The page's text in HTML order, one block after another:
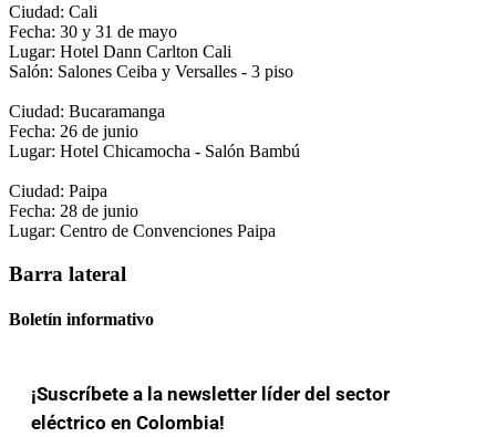
Ciudad: Cali
Fecha: 30 y 31 de mayo
Lugar: Hotel Dann Carlton Cali
Salón: Salones Ceiba y Versalles - 3 piso
Ciudad: Bucaramanga
Fecha: 26 de junio
Lugar: Hotel Chicamocha - Salón Bambú
Ciudad: Paipa
Fecha: 28 de junio
Lugar: Centro de Convenciones Paipa
Barra lateral
Boletín informativo
¡Suscríbete a la newsletter líder del sector
eléctrico en Colombia!